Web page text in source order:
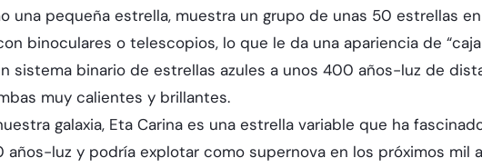
una pequeña estrella, muestra un grupo de unas 50 estrellas en
binoculares o telescopios, lo que le da una apariencia de “caja
sistema binario de estrellas azules a unos 400 años-luz de
muy calientes y brillantes.
galaxia, Eta Carina es una estrella variable que ha
luz y podría explotar como supernova en los próximos mil